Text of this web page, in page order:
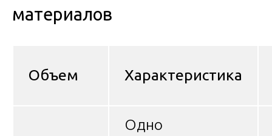
материалов
Объем Характеристика
Одно